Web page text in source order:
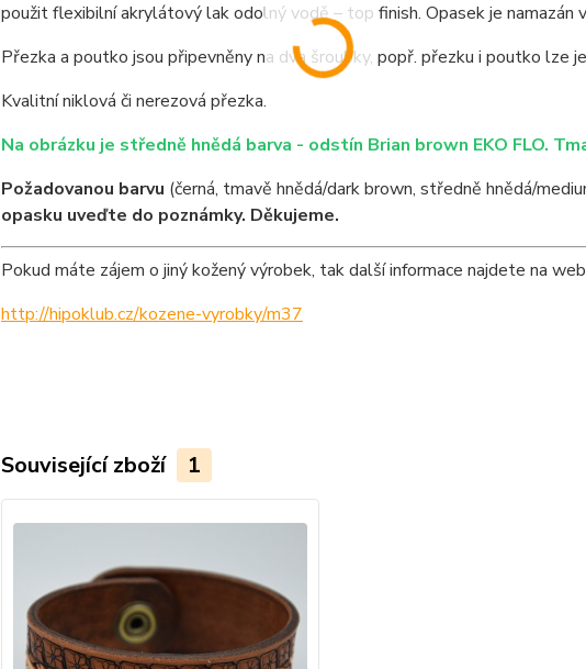
použit flexibilní akrylátový lak odolný vodě – top finish. Opasek je namazán
Přezka a poutko jsou připevněny na dva šroubky, popř. přezku i poutko lze
Kvalitní niklová či nerezová přezka.
Na obrázku je středně hnědá barva - odstín Brian brown EKO FLO.
Požadovanou barvu (černá, tmavě hnědá/dark brown, středně hnědá/
opasku uveďte do poznámky. Děkujeme.
Pokud máte zájem o jiný kožený výrobek, tak další informace najdete na
http://hipoklub.cz/kozene-vyrobky/m37
Související zboží 1